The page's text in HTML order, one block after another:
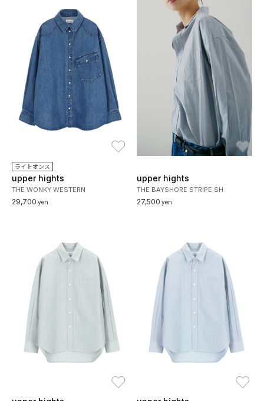
ライトオンス
upper hights
THE WONKY WESTERN
29,700 yen
upper hights
THE BAYSHORE STRIPE SH
27,500 yen